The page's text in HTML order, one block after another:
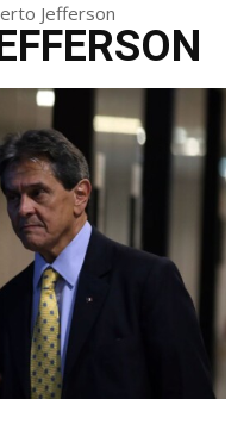
Jefferson